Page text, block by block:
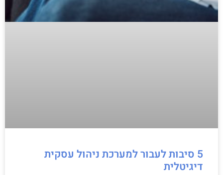
5 סיבות לעבור למערכת ניהול עסקית
דיגיטלית